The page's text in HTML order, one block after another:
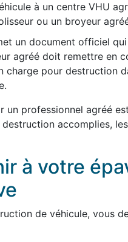
à un centre VHU
ou un broyeur
un document officiel
agréé doit remettre en
charge pour destruction
professionnel agréé
accomplies,
à votre
de véhicule, vous